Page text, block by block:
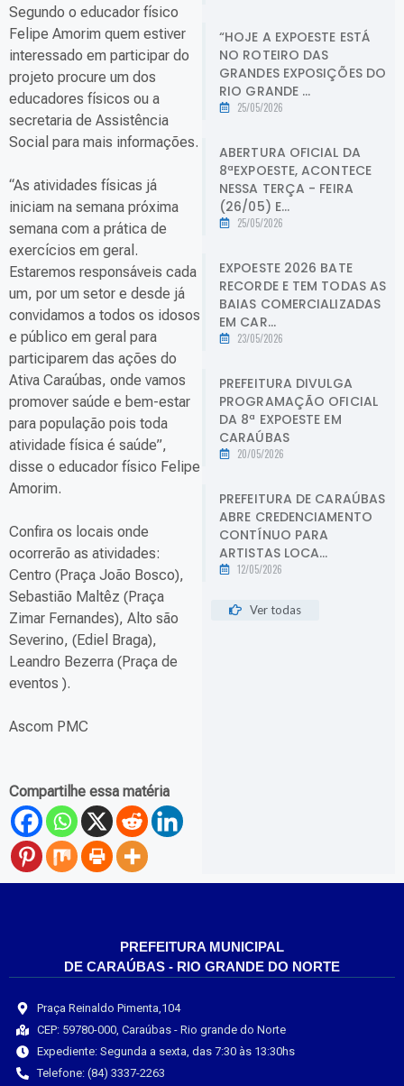
Segundo o educador físico
Felipe Amorim quem estiver
interessado em participar do
projeto procure um dos
educadores físicos ou a
secretaria de Assistência
Social para mais informações.
“As atividades físicas já
iniciam na semana próxima
semana com a prática de
exercícios em geral.
Estaremos responsáveis cada
um, por um setor e desde já
convidamos a todos os idosos
e público em geral para
participarem das ações do
Ativa Caraúbas, onde vamos
promover saúde e bem-estar
para população pois toda
atividade física é saúde”,
disse o educador físico Felipe
Amorim.
Confira os locais onde
ocorrerão as atividades:
Centro (Praça João Bosco),
Sebastião Maltêz (Praça
Zimar Fernandes), Alto são
Severino, (Ediel Braga),
Leandro Bezerra (Praça de
eventos ).
Ascom PMC
Compartilhe essa matéria
“HOJE A EXPOESTE ESTÁ
NO ROTEIRO DAS
GRANDES EXPOSIÇÕES DO
RIO GRANDE ...
25/05/2026
ABERTURA OFICIAL DA
8ªEXPOESTE, ACONTECE
NESSA TERÇA - FEIRA
(26/05) E...
25/05/2026
EXPOESTE 2026 BATE
RECORDE E TEM TODAS AS
BAIAS COMERCIALIZADAS
EM CAR...
23/05/2026
PREFEITURA DIVULGA
PROGRAMAÇÃO OFICIAL
DA 8ª EXPOESTE EM
CARAÚBAS
20/05/2026
PREFEITURA DE CARAÚBAS
ABRE CREDENCIAMENTO
CONTÍNUO PARA
ARTISTAS LOCA...
12/05/2026
Ver todas
PREFEITURA MUNICIPAL
DE CARAÚBAS - RIO GRANDE DO NORTE
Praça Reinaldo Pimenta,104
CEP: 59780-000, Caraúbas - Rio grande do Norte
Expediente: Segunda a sexta, das 7:30 às 13:30hs
Telefone: (84) 3337-2263